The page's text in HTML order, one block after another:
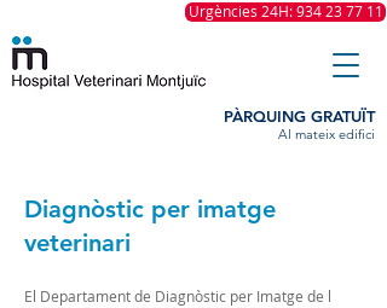
Urgències 24H: 934 23 77 11
PÀRQUING GRATUÏT
Al mateix edifici
Diagnòstic per imatge
veterinari
El Departament de Diagnòstic per Imatge de l